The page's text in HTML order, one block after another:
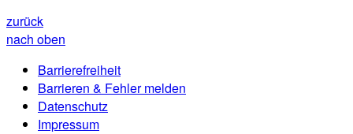
zurück
nach oben
Barrierefreiheit
Barrieren & Fehler melden
Datenschutz
Impressum